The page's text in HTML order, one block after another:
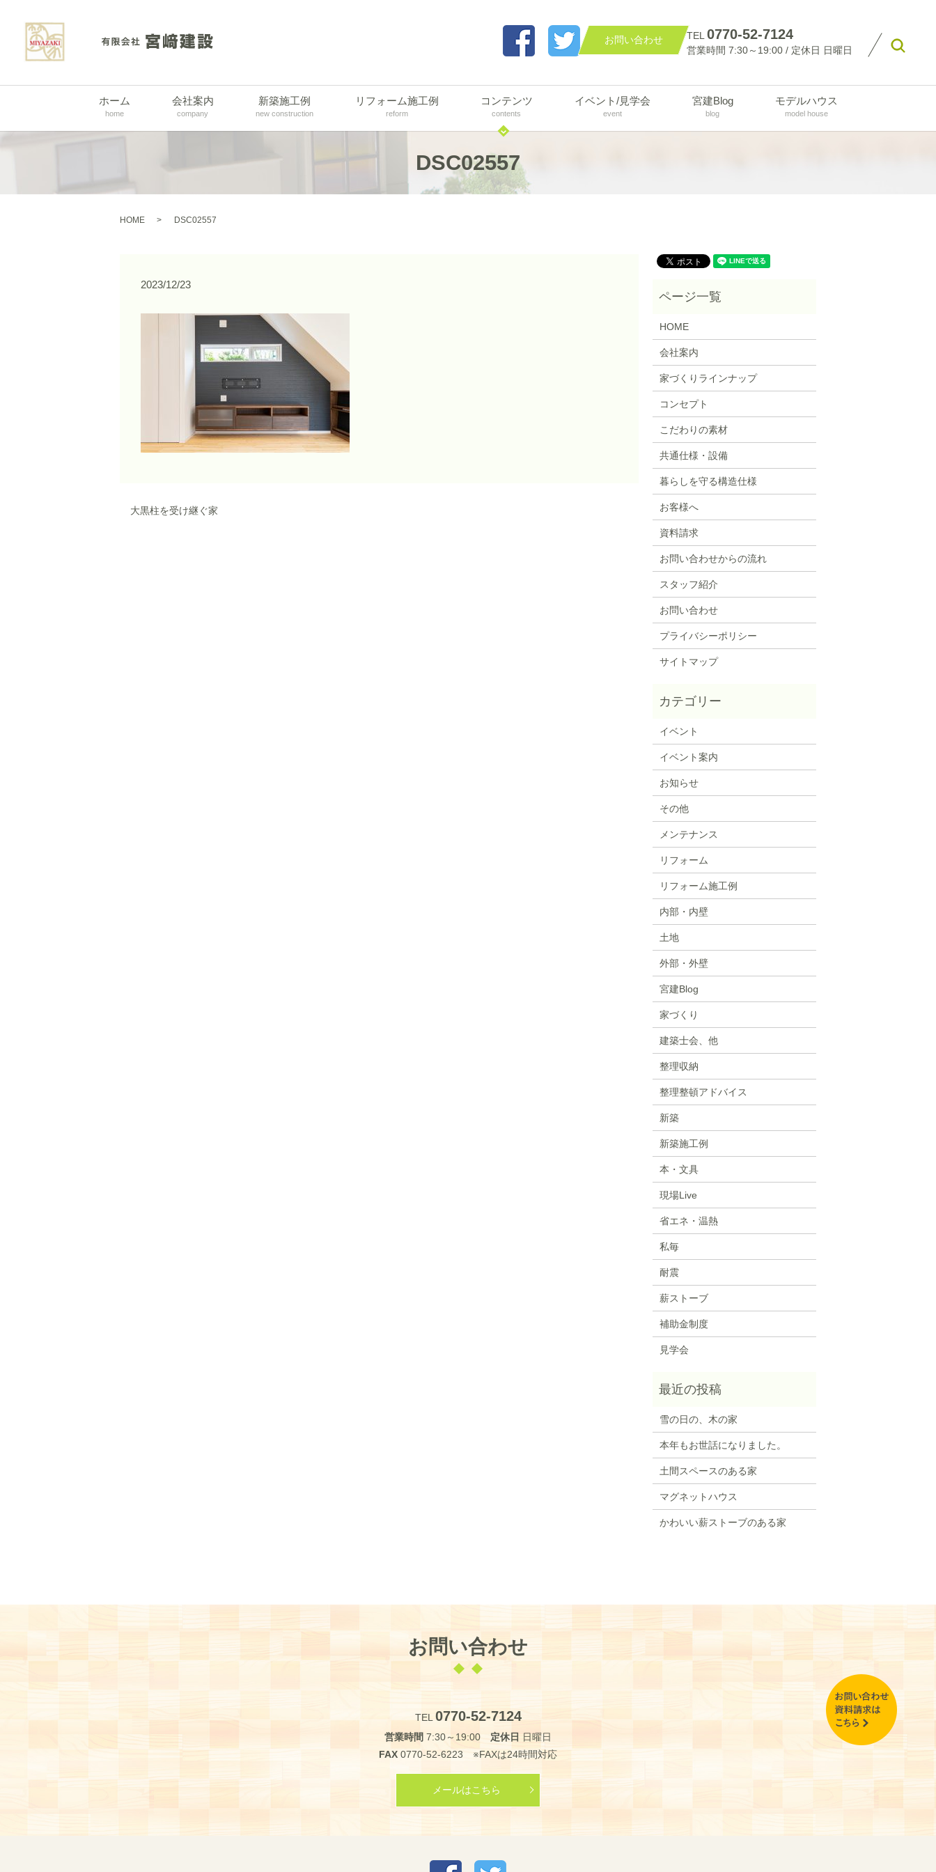
お問い合わせ TEL 0770-52-7124
営業時間 7:30～19:00 / 定休日 日曜日
ホーム
home
会社案内
company
新築施工例
new construction
リフォーム施工例
reform
コンテンツ
contents
イベント/見学会
event
宮建Blog
blog
モデルハウス
model house
DSC02557
HOME DSC02557
2023/12/23
大黒柱を受け継ぐ家
HOME
会社案内
家づくりラインナップ
コンセプト
こだわりの素材
共通仕様・設備
暮らしを守る構造仕様
お客様へ
資料請求
お問い合わせからの流れ
スタッフ紹介
お問い合わせ
プライバシーポリシー
サイトマップ
イベント
イベント案内
お知らせ
その他
メンテナンス
リフォーム
リフォーム施工例
内部・内壁
土地
外部・外壁
宮建Blog
家づくり
建築士会、他
整理収納
整理整頓アドバイス
新築
新築施工例
本・文具
現場Live
省エネ・温熱
私毎
耐震
薪ストーブ
補助金制度
見学会
雪の日の、木の家
本年もお世話になりました。
土間スペースのある家
マグネットハウス
かわいい薪ストーブのある家
お問い合わせ
TEL 0770-52-7124
営業時間 7:30～19:00 定休日 日曜日
FAX 0770-52-6223 ※FAXは24時間対応
メールはこちら